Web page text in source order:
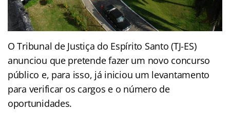
O Tribunal de Justiça do Espírito Santo (TJ-ES)
anunciou que pretende fazer um novo concurso
público e, para isso, já iniciou um levantamento
para verificar os cargos e o número de
oportunidades.